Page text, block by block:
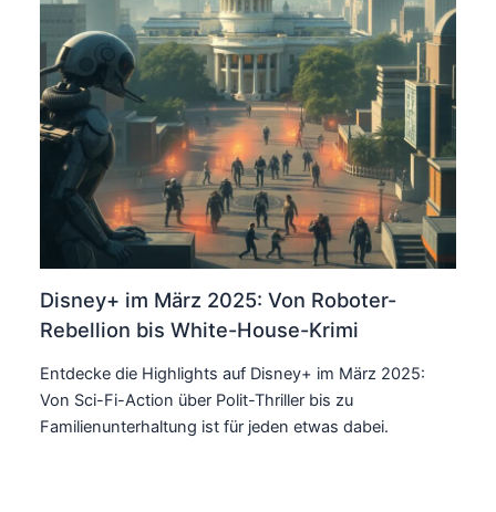
Disney+ im März 2025: Von Roboter-
Rebellion bis White-House-Krimi
Entdecke die Highlights auf Disney+ im März 2025:
Von Sci-Fi-Action über Polit-Thriller bis zu
Familienunterhaltung ist für jeden etwas dabei.